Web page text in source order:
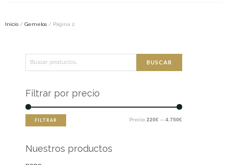
Inicio / Gemelos / Página 2
por:
BUSCAR
Filtrar por precio
FILTRAR Precio: 220€ — 4.750€
Nuestros productos